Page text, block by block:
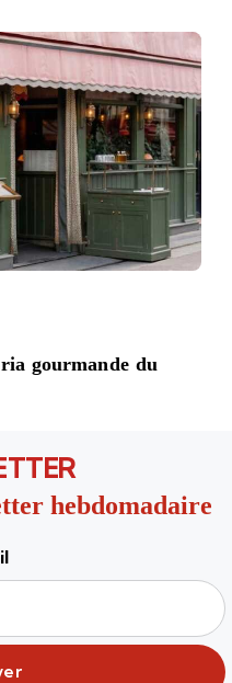
gourmande du
hebdomadaire